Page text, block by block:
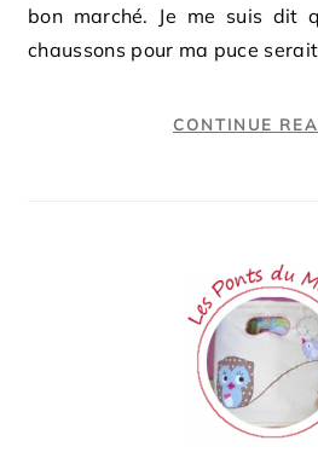
bon marché. Je me suis dit
chaussons pour ma puce
CONTINUE